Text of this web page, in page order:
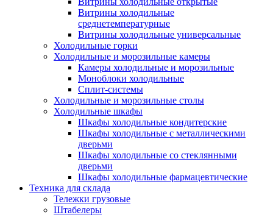
Витрины холодильные
среднетемпературные
Витрины холодильные универсальные
Холодильные горки
Холодильные и морозильные камеры
Камеры холодильные и морозильные
Моноблоки холодильные
Сплит-системы
Холодильные и морозильные столы
Холодильные шкафы
Шкафы холодильные кондитерские
Шкафы холодильные с металлическими
дверьми
Шкафы холодильные со стеклянными
дверьми
Шкафы холодильные фармацевтические
Техника для склада
Тележки грузовые
Штабелеры